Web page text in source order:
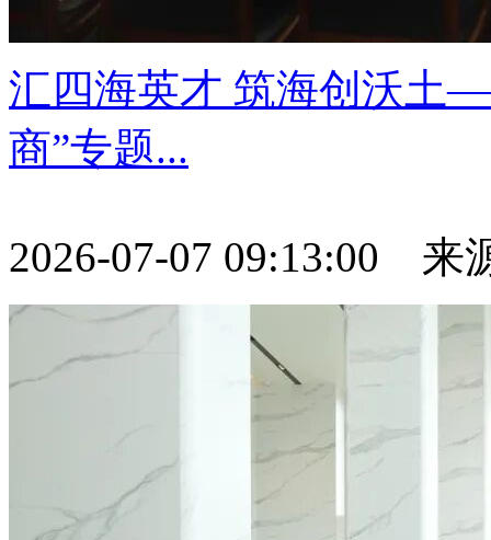
汇四海英才 筑海创沃土
商”专题...
2026-07-07 09:13:00 来